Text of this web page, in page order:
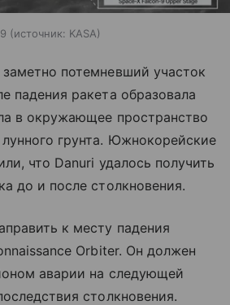
источник: KASA
потемневший участок
падения ракета образовала
в окружающее пространство
грунта. Южнокорейские
что Danuri удалось получить
до и после столкновения.
к месту падения
Orbiter. Он должен
аварии на следующей
столкновения.